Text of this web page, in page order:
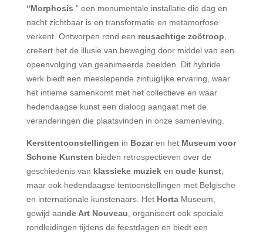
“Morphosis ” een monumentale installatie die dag en
nacht zichtbaar is en transformatie en metamorfose
verkent. Ontworpen rond een reusachtige zoötroop
creëert het de illusie van beweging door middel van een
opeenvolging van geanimeerde beelden. Dit hybride
werk biedt een meeslepende zintuiglijke ervaring, waar
het intieme samenkomt met het collectieve en waar
hedendaagse kunst een dialoog aangaat met de
veranderingen die plaatsvinden in onze samenleving.
Kersttentoonstellingen in Bozaren het Museum voor
Schone Kunsten bieden retrospectieven over de
geschiedenis van klassieke muzieken oude kunst,
maar ook hedendaagse tentoonstellingen met Belgische
en internationale kunstenaars. Het HortaMuseum,
gewijd aande Art Nouveau , organiseert ook speciale
rondleidingen tijdens de feestdagen en biedt een